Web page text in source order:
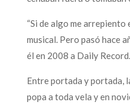
“Si de algo me arrepiento
musical. Pero pasó hace
él en 2008 a Daily Record.
Entre portada y portada,
popa a toda vela y en